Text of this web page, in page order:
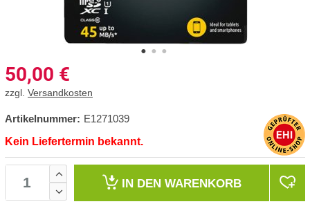
50,00 €
zzgl. Versandkosten
Artikelnummer: E1271039
Kein Liefertermin bekannt.
IN DEN WARENKORB